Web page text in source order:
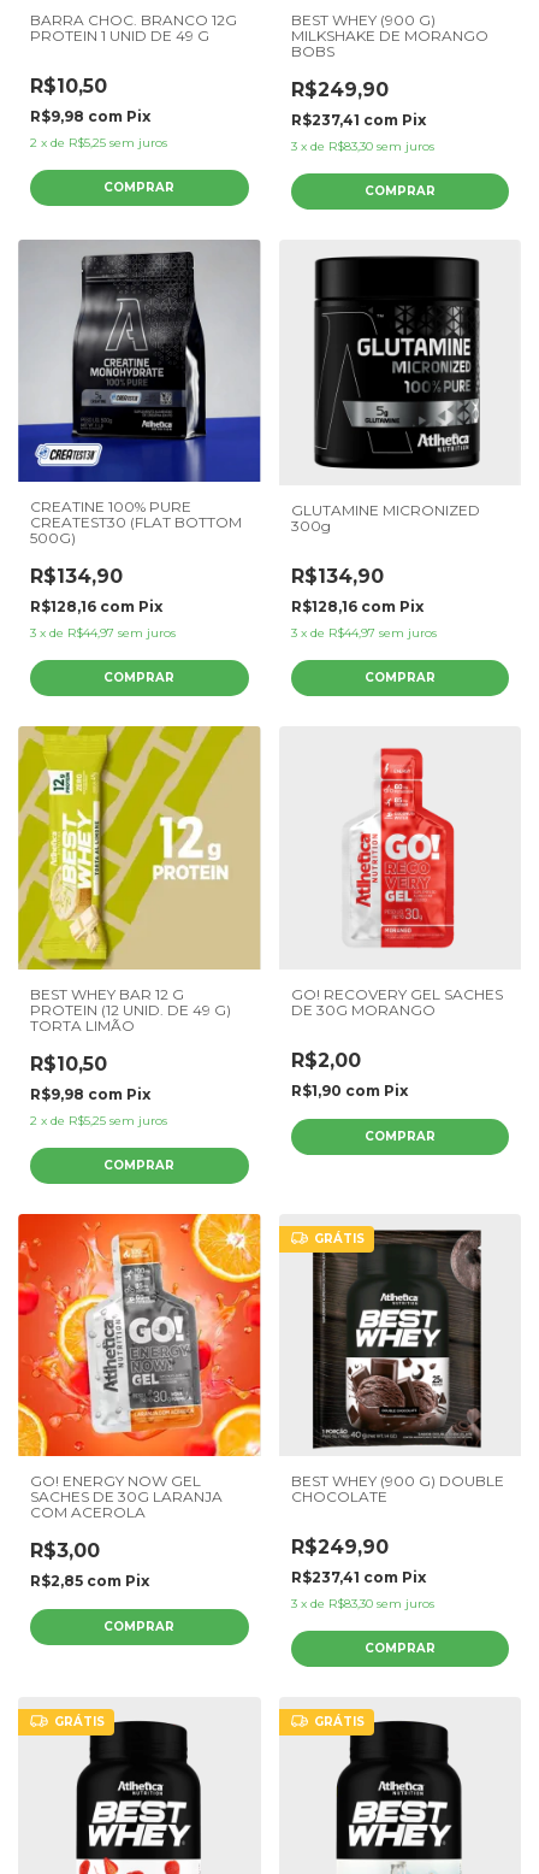
BARRA CHOC. BRANCO 12G
PROTEIN 1 UNID DE 49 G
R$10,50
R$9,98 com Pix
2 x de R$5,25 sem juros
BEST WHEY (900 G)
MILKSHAKE DE MORANGO
BOBS
R$249,90
R$237,41 com Pix
3 x de R$83,30 sem juros
CREATINE 100% PURE
CREATEST30 (FLAT BOTTOM
500G)
R$134,90
R$128,16 com Pix
3 x de R$44,97 sem juros
GLUTAMINE MICRONIZED
300g
R$134,90
R$128,16 com Pix
3 x de R$44,97 sem juros
BEST WHEY BAR 12 G
PROTEIN (12 UNID. DE 49 G)
TORTA LIMÃO
R$10,50
R$9,98 com Pix
2 x de R$5,25 sem juros
GO! RECOVERY GEL SACHES
DE 30G MORANGO
R$2,00
R$1,90 com Pix
GO! ENERGY NOW GEL
SACHES DE 30G LARANJA
COM ACEROLA
R$3,00
R$2,85 com Pix
GRÁTIS
BEST WHEY (900 G) DOUBLE
CHOCOLATE
R$249,90
R$237,41 com Pix
3 x de R$83,30 sem juros
GRÁTIS GRÁTIS